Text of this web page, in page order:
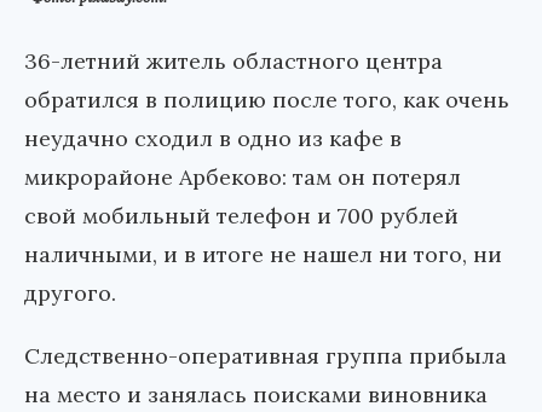
36-летний житель областного центра
обратился в полицию после того, как очень
неудачно сходил в одно из кафе в
микрорайоне Арбеково: там он потерял
свой мобильный телефон и 700 рублей
наличными, и в итоге не нашел ни того, ни
другого.
Следственно-оперативная группа прибыла
на место и занялась поисками виновника